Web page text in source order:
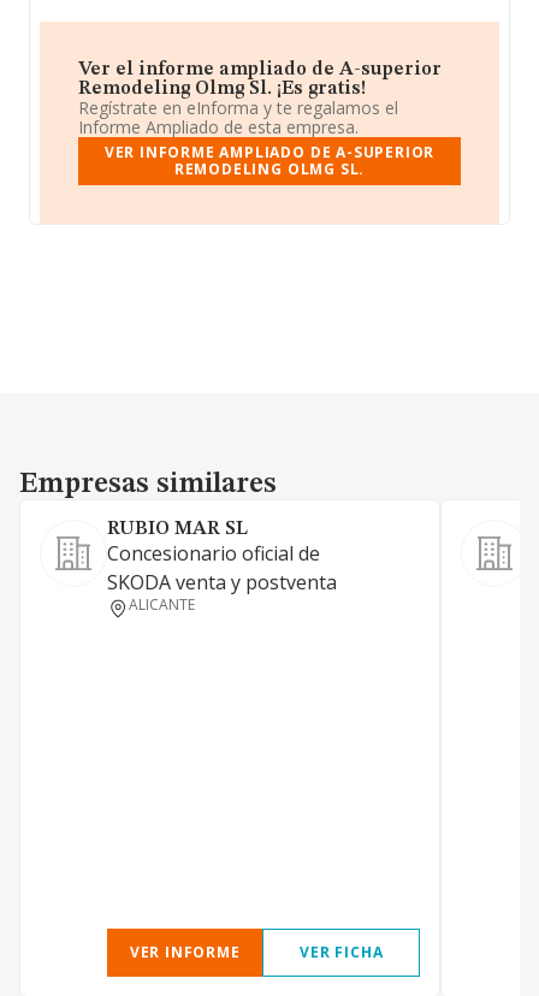
Ver el informe ampliado de A-superior
Remodeling Olmg Sl. ¡Es gratis!
Regístrate en eInforma y te regalamos el
Informe Ampliado de esta empresa.
VER INFORME AMPLIADO DE A-SUPERIOR
REMODELING OLMG SL.
Empresas similares
Empresas similares
RUBIO MAR SL
Concesionario oficial de
SKODA venta y postventa
ALICANTE
VER INFORME VER FICHA